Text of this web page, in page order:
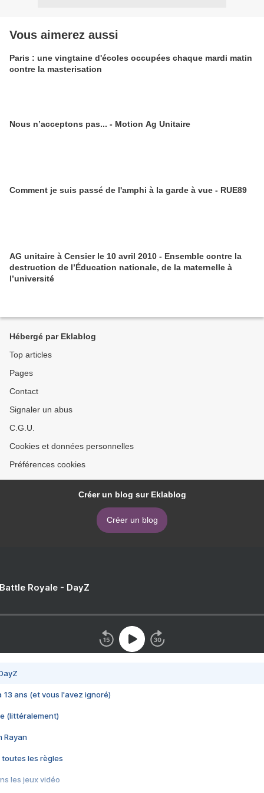
Vous aimerez aussi
Paris : une vingtaine d'écoles occupées chaque mardi matin
contre la masterisation
Nous n’acceptons pas... - Motion Ag Unitaire
Comment je suis passé de l'amphi à la garde à vue - RUE89
AG unitaire à Censier le 10 avril 2010 - Ensemble contre la
destruction de l’Éducation nationale, de la maternelle à
l’université
Hébergé par Eklablog
Top articles
Pages
Contact
Signaler un abus
C.G.U.
Cookies et données personnelles
Préférences cookies
Créer un blog sur Eklablog
Créer un blog
Royale - DayZ
13 ans (et vous l'avez ignoré)
(littéralement)
Rayan
toutes les règles
les jeux vidéo